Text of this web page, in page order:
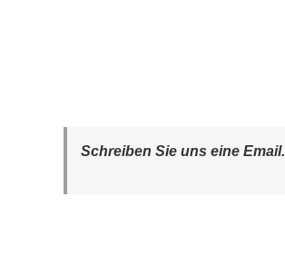
Schreiben Sie uns eine Email.